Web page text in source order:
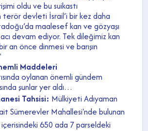
oldu ve bu suikastı
devleti İsrail’i bir kez daha
maalesef kan ve gözyaşı
devam ediyor. Tek dileğimiz kan
an önce dinmesi ve barışın
Maddeleri
oylanan önemli gündem
şunlar yer aldı…
Tahsisi: Mülkiyeti Adıyaman
Sümerevler Mahallesi'nde bulunan
650 ada 7 parseldeki